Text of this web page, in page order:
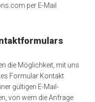
per E-Mail
die Möglichkeit, mit uns
Formular Kontakt
gültigen E-Mail-
von wem die Anfrage